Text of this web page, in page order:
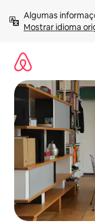
para
Mostrar idioma